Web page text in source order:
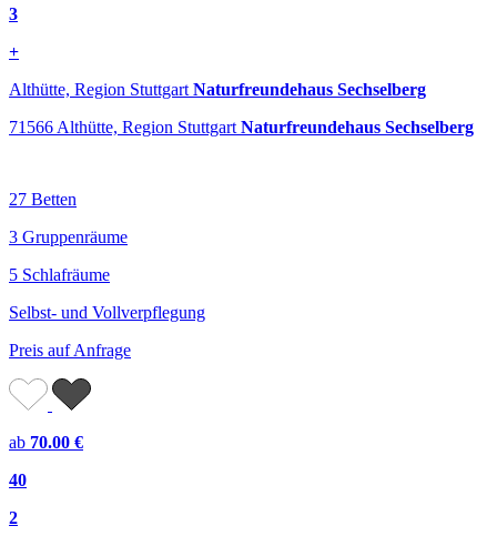
3
+
Althütte, Region Stuttgart Naturfreundehaus Sechselberg
71566 Althütte, Region Stuttgart Naturfreundehaus Sechselberg
27 Betten
3 Gruppenräume
5 Schlafräume
Selbst- und Vollverpflegung
Preis auf Anfrage
ab 70.00 €
40
2